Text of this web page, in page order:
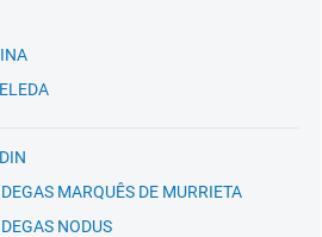
MARQUÊS DE MURRIETA
NODUS